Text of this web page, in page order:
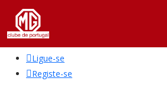
QUEM
SOMOS
Ligue-se
Registe-se